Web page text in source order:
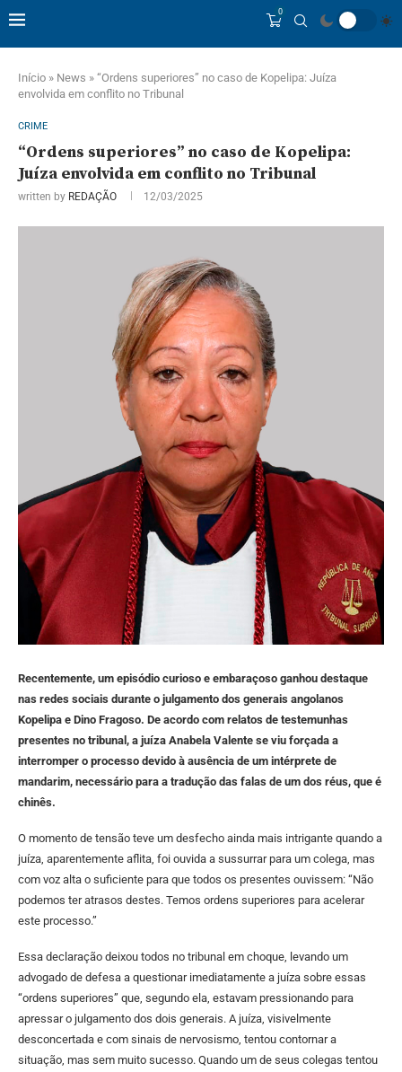
0
Início » News » “Ordens superiores” no caso de Kopelipa: Juíza
envolvida em conflito no Tribunal
CRIME
“Ordens superiores” no caso de Kopelipa:
Juíza envolvida em conflito no Tribunal
written by REDAÇÃO 12/03/2025
Recentemente, um episódio curioso e embaraçoso ganhou destaque
nas redes sociais durante o julgamento dos generais angolanos
Kopelipa e Dino Fragoso. De acordo com relatos de testemunhas
presentes no tribunal, a juíza Anabela Valente se viu forçada a
interromper o processo devido à ausência de um intérprete de
mandarim, necessário para a tradução das falas de um dos réus, que é
chinês.
O momento de tensão teve um desfecho ainda mais intrigante quando a
juíza, aparentemente aflita, foi ouvida a sussurrar para um colega, mas
com voz alta o suficiente para que todos os presentes ouvissem: “Não
podemos ter atrasos destes. Temos ordens superiores para acelerar
este processo.”
Essa declaração deixou todos no tribunal em choque, levando um
advogado de defesa a questionar imediatamente a juíza sobre essas
“ordens superiores” que, segundo ela, estavam pressionando para
apressar o julgamento dos dois generais. A juíza, visivelmente
desconcertada e com sinais de nervosismo, tentou contornar a
situação, mas sem muito sucesso. Quando um de seus colegas tentou